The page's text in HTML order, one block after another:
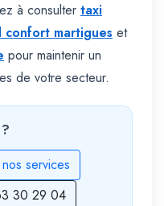
à consulter taxi
confort martigues et
pour maintenir un
de votre secteur.
services
30 29 04